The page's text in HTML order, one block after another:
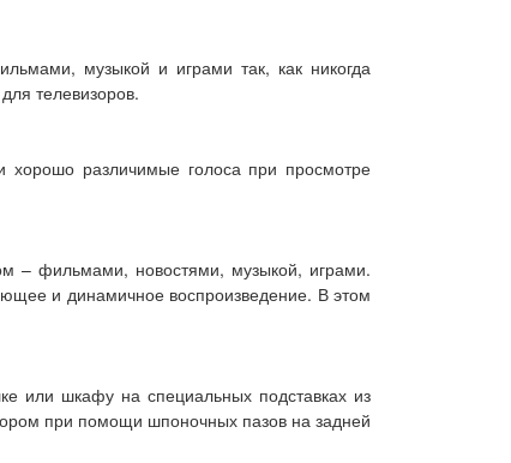
музыкой и играми так, как никогда
телевизоров.
хорошо различимые голоса при просмотре
– фильмами, новостями, музыкой, играми.
и динамичное воспроизведение. В этом
или шкафу на специальных подставках из
при помощи шпоночных пазов на задней